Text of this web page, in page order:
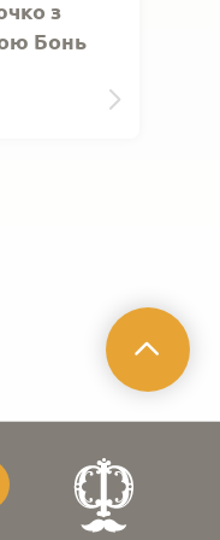
з
Бонь
Поруч Кіх